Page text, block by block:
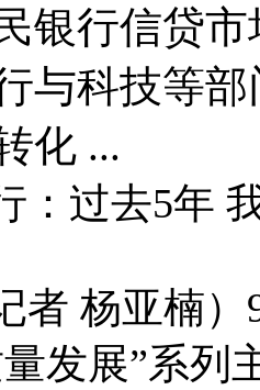
银行信贷
与科技等
化 ...
：过去5年
者 杨亚楠
发展”系列